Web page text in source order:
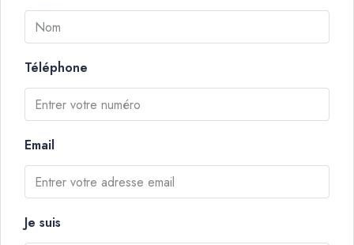
Téléphone
Email
Je suis